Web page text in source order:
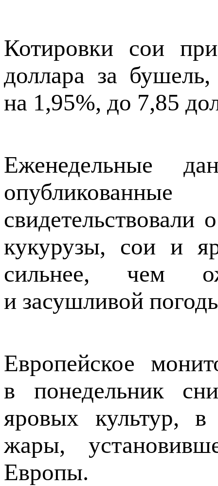
Котировки сои
доллара за
на 1,95%, до 7,85
Еженедельные
свидетельствовали
кукурузы, сои и
сильнее, чем
и засушливой
Европейское
в понедельник
яровых культур,
жары,
Европы.